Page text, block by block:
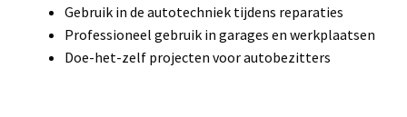
Gebruik in de autotechniek tijdens reparaties
Professioneel gebruik in garages en werkplaatsen
Doe-het-zelf projecten voor autobezitters